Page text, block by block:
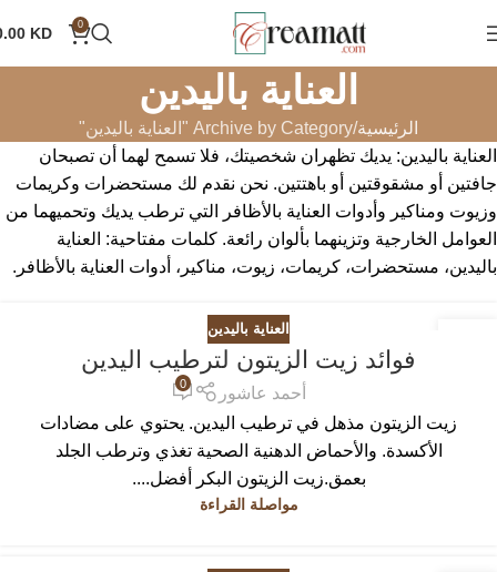
0
KD
العناية باليدين
الرئيسية Archive by Category "العناية باليدين"
العناية باليدين: يديك تظهران شخصيتك، فلا تسمح لهما أن تصبحان
جافتين أو مشقوقتين أو باهتتين. نحن نقدم لك مستحضرات وكريمات
وزيوت ومناكير وأدوات العناية بالأظافر التي ترطب يديك وتحميهما من
العوامل الخارجية وتزينهما بألوان رائعة. كلمات مفتاحية: العناية
باليدين، مستحضرات، كريمات، زيوت، مناكير، أدوات العناية بالأظافر.
العناية باليدين
فوائد زيت الزيتون لترطيب اليدين
أحمد عاشور
0
زيت الزيتون مذهل في ترطيب اليدين. يحتوي على مضادات
الأكسدة. والأحماض الدهنية الصحية تغذي وترطب الجلد
بعمق.زيت الزيتون البكر أفضل....
مواصلة القراءة